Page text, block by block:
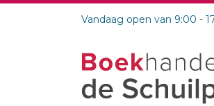
Vandaag open van 9:00 -